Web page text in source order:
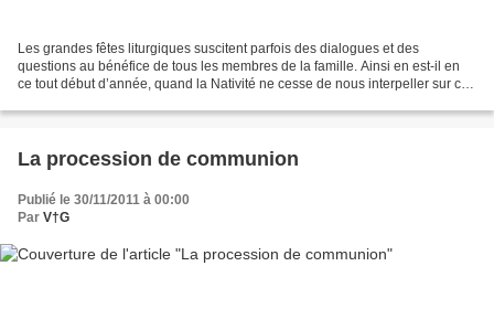
Les grandes fêtes liturgiques suscitent parfois des dialogues et des
questions au bénéfice de tous les membres de la famille. Ainsi en est-il en
ce tout début d’année, quand la Nativité ne cesse de nous interpeller sur ce
La procession de communion
Publié le 30/11/2011 à 00:00
Par V†G